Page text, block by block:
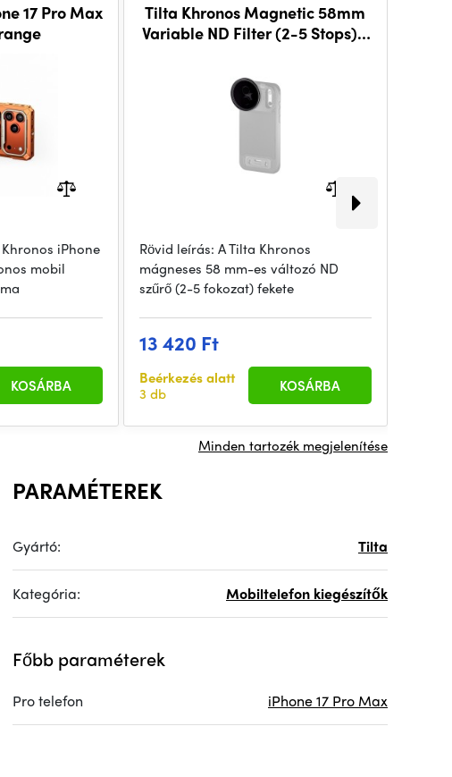
17 Pro Max
iPhone
mobil
KOSÁRBA
Tilta Khronos Magnetic 58mm
Variable ND Filter (2-5 Stops) -
Rövid leírás: A Tilta Khronos
mágneses 58 mm-es változó ND
szűrő (2-5 fokozat) fekete
13 420 Ft
Beérkezés alatt
3 db
KOSÁRBA
Minden tartozék megjelenítése
PARAMÉTEREK
Gyártó: Tilta
Kategória: Mobiltelefon kiegészítők
Főbb paraméterek
Pro telefon iPhone 17 Pro Max